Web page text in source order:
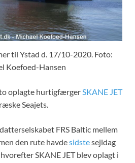
til Ystad d. 17/10-2020. Foto:
Koefoed-Hansen
to oplagte hurtigfærger SKANE JET
Seajets.
FRS Baltic mellem
den rute havdesidstesejldag
SKANE JET blev oplagt i